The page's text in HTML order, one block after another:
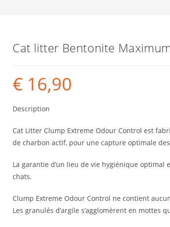
Cat litter Bentonite
€ 16,90
Description
Cat Litter Clump Extreme Odour Control est
de charbon actif, pour une capture optimale
La garantie d’un lieu de vie hygiénique
chats.
Clump Extreme Odour Control ne contient
Les granulés d’argile s’agglomèrent en